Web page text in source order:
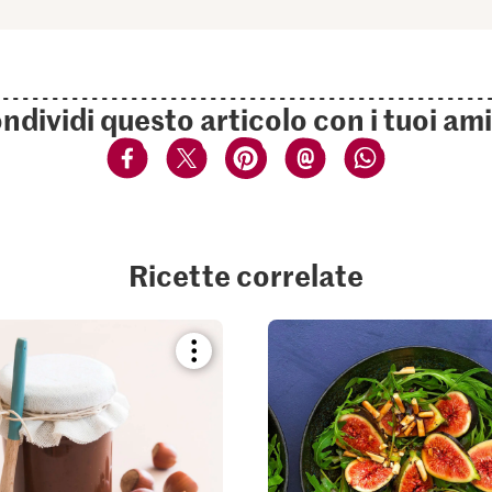
questo articolo con i tuoi
Ricette correlate
Bookmark
recipe